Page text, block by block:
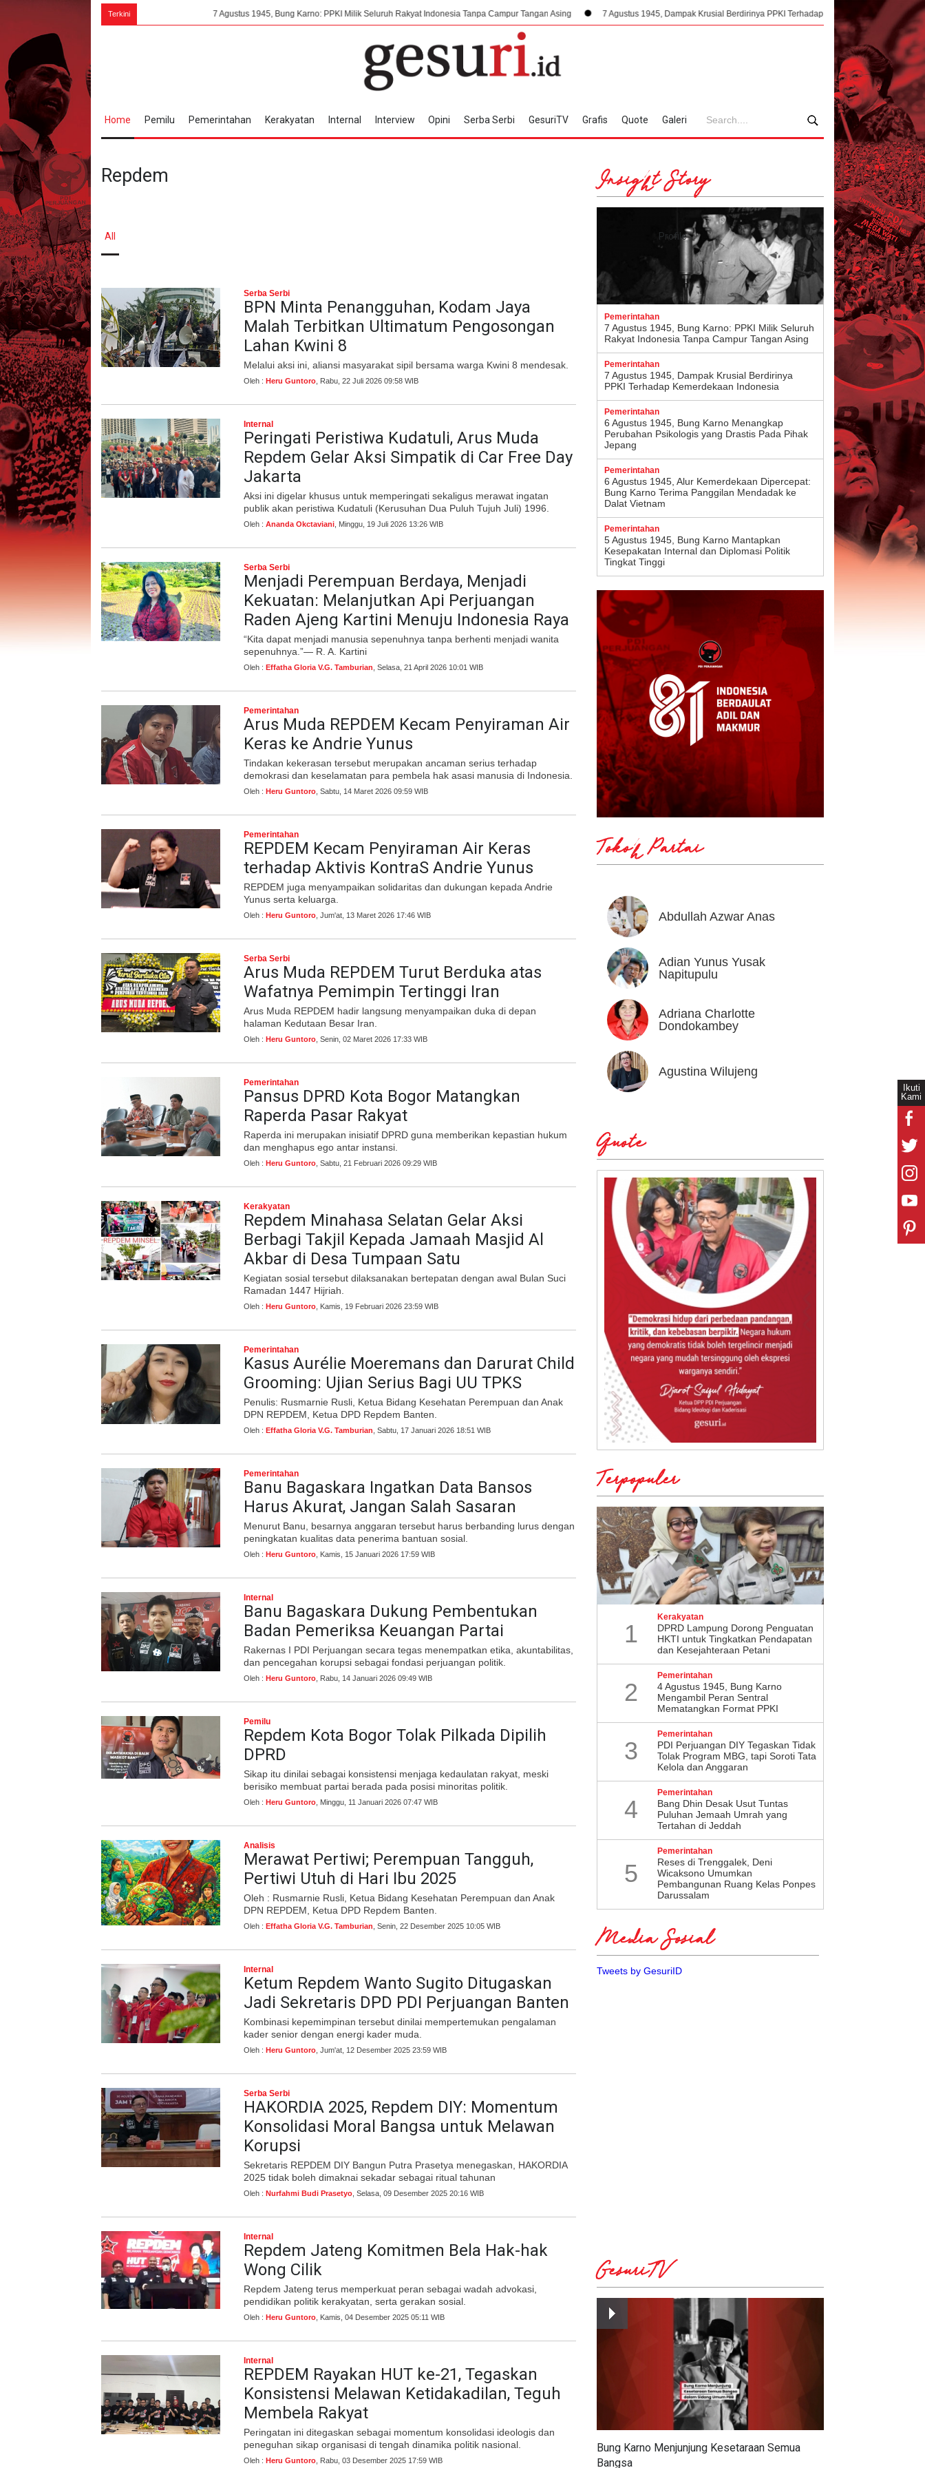
Ikuti
Kami
Terkini 7 Agustus 1945, Bung Karno: PPKI Milik Seluruh Rakyat Indonesia Tanpa Campur Tangan Asing 7 Agustus 1945, Dampak Krusial Berdirinya PPKI Terhadap Kemerdekaan Indonesia
Home Pemilu Pemerintahan Kerakyatan Internal Interview Opini Serba Serbi GesuriTV Grafis Quote Galeri
Repdem
All Profile
Serba Serbi
BPN Minta Penangguhan, Kodam Jaya
Malah Terbitkan Ultimatum Pengosongan
Lahan Kwini 8
Melalui aksi ini, aliansi masyarakat sipil bersama warga Kwini 8 mendesak.
Oleh : Heru Guntoro , Rabu, 22 Juli 2026 09:58 WIB
Internal
Peringati Peristiwa Kudatuli, Arus Muda
Repdem Gelar Aksi Simpatik di Car Free Day
Jakarta
Aksi ini digelar khusus untuk memperingati sekaligus merawat ingatan
publik akan peristiwa Kudatuli (Kerusuhan Dua Puluh Tujuh Juli) 1996.
Oleh : Ananda Okctaviani , Minggu, 19 Juli 2026 13:26 WIB
Serba Serbi
Menjadi Perempuan Berdaya, Menjadi
Kekuatan: Melanjutkan Api Perjuangan
Raden Ajeng Kartini Menuju Indonesia Raya
“Kita dapat menjadi manusia sepenuhnya tanpa berhenti menjadi wanita
sepenuhnya.”— R. A. Kartini
Oleh : Effatha Gloria V.G. Tamburian , Selasa, 21 April 2026 10:01 WIB
Pemerintahan
Arus Muda REPDEM Kecam Penyiraman Air
Keras ke Andrie Yunus
Tindakan kekerasan tersebut merupakan ancaman serius terhadap
demokrasi dan keselamatan para pembela hak asasi manusia di Indonesia.
Oleh : Heru Guntoro , Sabtu, 14 Maret 2026 09:59 WIB
Pemerintahan
REPDEM Kecam Penyiraman Air Keras
terhadap Aktivis KontraS Andrie Yunus
REPDEM juga menyampaikan solidaritas dan dukungan kepada Andrie
Yunus serta keluarga.
Oleh : Heru Guntoro , Jum'at, 13 Maret 2026 17:46 WIB
Serba Serbi
Arus Muda REPDEM Turut Berduka atas
Wafatnya Pemimpin Tertinggi Iran
Arus Muda REPDEM hadir langsung menyampaikan duka di depan
halaman Kedutaan Besar Iran.
Oleh : Heru Guntoro , Senin, 02 Maret 2026 17:33 WIB
Pemerintahan
Pansus DPRD Kota Bogor Matangkan
Raperda Pasar Rakyat
Raperda ini merupakan inisiatif DPRD guna memberikan kepastian hukum
dan menghapus ego antar instansi.
Oleh : Heru Guntoro , Sabtu, 21 Februari 2026 09:29 WIB
Kerakyatan
Repdem Minahasa Selatan Gelar Aksi
Berbagi Takjil Kepada Jamaah Masjid Al
Akbar di Desa Tumpaan Satu
Kegiatan sosial tersebut dilaksanakan bertepatan dengan awal Bulan Suci
Ramadan 1447 Hijriah.
Oleh : Heru Guntoro , Kamis, 19 Februari 2026 23:59 WIB
Pemerintahan
Kasus Aurélie Moeremans dan Darurat Child
Grooming: Ujian Serius Bagi UU TPKS
Penulis: Rusmarnie Rusli, Ketua Bidang Kesehatan Perempuan dan Anak
DPN REPDEM, Ketua DPD Repdem Banten.
Oleh : Effatha Gloria V.G. Tamburian , Sabtu, 17 Januari 2026 18:51 WIB
Pemerintahan
Banu Bagaskara Ingatkan Data Bansos
Harus Akurat, Jangan Salah Sasaran
Menurut Banu, besarnya anggaran tersebut harus berbanding lurus dengan
peningkatan kualitas data penerima bantuan sosial.
Oleh : Heru Guntoro , Kamis, 15 Januari 2026 17:59 WIB
Internal
Banu Bagaskara Dukung Pembentukan
Badan Pemeriksa Keuangan Partai
Rakernas I PDI Perjuangan secara tegas menempatkan etika, akuntabilitas,
dan pencegahan korupsi sebagai fondasi perjuangan politik.
Oleh : Heru Guntoro , Rabu, 14 Januari 2026 09:49 WIB
Pemilu
Repdem Kota Bogor Tolak Pilkada Dipilih
DPRD
Sikap itu dinilai sebagai konsistensi menjaga kedaulatan rakyat, meski
berisiko membuat partai berada pada posisi minoritas politik.
Oleh : Heru Guntoro , Minggu, 11 Januari 2026 07:47 WIB
Analisis
Merawat Pertiwi; Perempuan Tangguh,
Pertiwi Utuh di Hari Ibu 2025
Oleh : Rusmarnie Rusli, Ketua Bidang Kesehatan Perempuan dan Anak
DPN REPDEM, Ketua DPD Repdem Banten.
Oleh : Effatha Gloria V.G. Tamburian , Senin, 22 Desember 2025 10:05 WIB
Internal
Ketum Repdem Wanto Sugito Ditugaskan
Jadi Sekretaris DPD PDI Perjuangan Banten
Kombinasi kepemimpinan tersebut dinilai mempertemukan pengalaman
kader senior dengan energi kader muda.
Oleh : Heru Guntoro , Jum'at, 12 Desember 2025 23:59 WIB
Serba Serbi
HAKORDIA 2025, Repdem DIY: Momentum
Konsolidasi Moral Bangsa untuk Melawan
Korupsi
Sekretaris REPDEM DIY Bangun Putra Prasetya menegaskan, HAKORDIA
2025 tidak boleh dimaknai sekadar sebagai ritual tahunan
Oleh : Nurfahmi Budi Prasetyo , Selasa, 09 Desember 2025 20:16 WIB
Internal
Repdem Jateng Komitmen Bela Hak-hak
Wong Cilik
Repdem Jateng terus memperkuat peran sebagai wadah advokasi,
pendidikan politik kerakyatan, serta gerakan sosial.
Oleh : Heru Guntoro , Kamis, 04 Desember 2025 05:11 WIB
Internal
REPDEM Rayakan HUT ke-21, Tegaskan
Konsistensi Melawan Ketidakadilan, Teguh
Membela Rakyat
Peringatan ini ditegaskan sebagai momentum konsolidasi ideologis dan
peneguhan sikap organisasi di tengah dinamika politik nasional.
Oleh : Heru Guntoro , Rabu, 03 Desember 2025 17:59 WIB
Insight Story
Pemerintahan
7 Agustus 1945, Bung Karno: PPKI Milik Seluruh
Rakyat Indonesia Tanpa Campur Tangan Asing
Pemerintahan
7 Agustus 1945, Dampak Krusial Berdirinya
PPKI Terhadap Kemerdekaan Indonesia
Pemerintahan
6 Agustus 1945, Bung Karno Menangkap
Perubahan Psikologis yang Drastis Pada Pihak
Jepang
Pemerintahan
6 Agustus 1945, Alur Kemerdekaan Dipercepat:
Bung Karno Terima Panggilan Mendadak ke
Dalat Vietnam
Pemerintahan
5 Agustus 1945, Bung Karno Mantapkan
Kesepakatan Internal dan Diplomasi Politik
Tingkat Tinggi
Tokoh Partai
Abdullah Azwar Anas
Adian Yunus Yusak
Napitupulu
Adriana Charlotte
Dondokambey
Agustina Wilujeng
Quote
Terpopuler
1
Kerakyatan
DPRD Lampung Dorong Penguatan
HKTI untuk Tingkatkan Pendapatan
dan Kesejahteraan Petani
2
Pemerintahan
4 Agustus 1945, Bung Karno
Mengambil Peran Sentral
Mematangkan Format PPKI
3
Pemerintahan
PDI Perjuangan DIY Tegaskan Tidak
Tolak Program MBG, tapi Soroti Tata
Kelola dan Anggaran
4
Pemerintahan
Bang Dhin Desak Usut Tuntas
Puluhan Jemaah Umrah yang
Tertahan di Jeddah
5
Pemerintahan
​Reses di Trenggalek, Deni
Wicaksono Umumkan
Pembangunan Ruang Kelas Ponpes
Darussalam
Media Sosial
Tweets by GesuriID
GesuriTV
Bung Karno Menjunjung Kesetaraan Semua
Bangsa